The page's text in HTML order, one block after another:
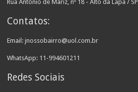
Rua Antônio de Mariz, nº 18 - Alto da Lapa / SP
Contatos:
Email: jnossobairro@uol.com.br
WhatsApp: 11-994601211
Redes Sociais